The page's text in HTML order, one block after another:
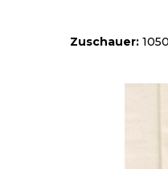
Zuschauer: 1050